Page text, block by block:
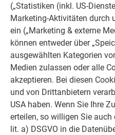
(„Statistiken (inkl. US-
Marketing-Aktivitäten durch
ein („Marketing & externe
können entweder über
ausgewählten Kategorien
Medien zulassen oder alle
akzeptieren. Bei diesen
und von Drittanbietern
USA haben. Wenn Sie Ihre
erteilen, so willigen Sie
lit. a) DSGVO in die